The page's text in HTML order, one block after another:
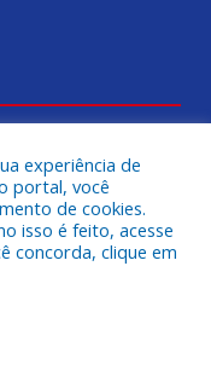
experiência de
portal, você
de cookies.
isso é feito, acesse
concorda, clique em